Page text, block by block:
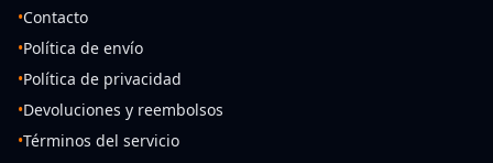
•Contacto
•Política de envío
•Política de privacidad
•Devoluciones y reembolsos
•Términos del servicio